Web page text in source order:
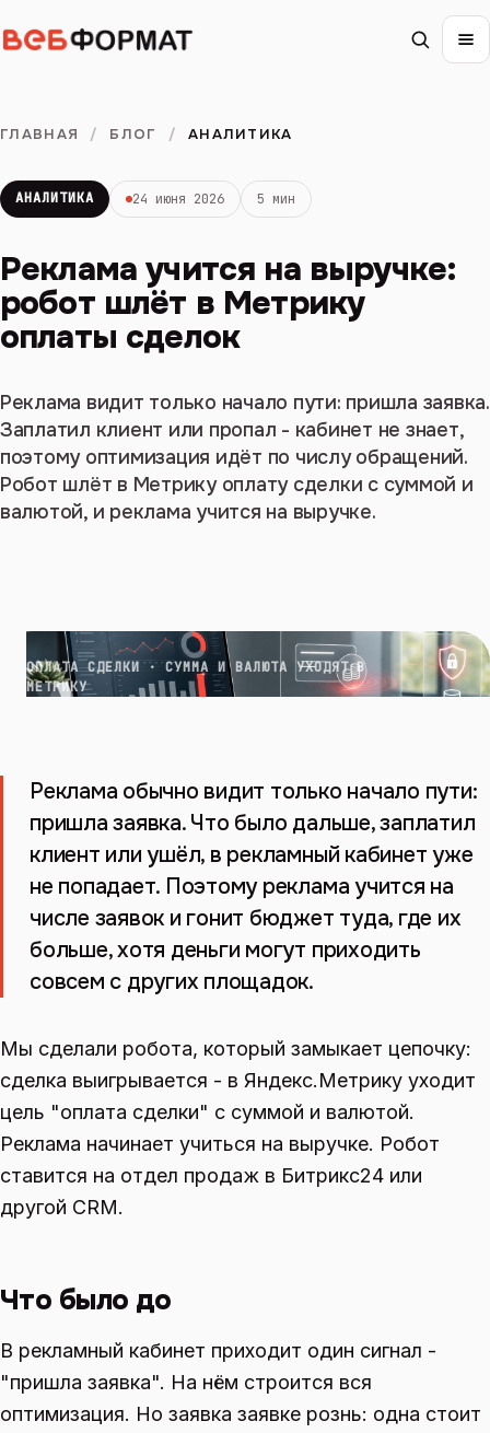
ГЛАВНАЯ / БЛОГ / АНАЛИТИКА
АНАЛИТИКА 24 июня 2026 5 мин
Реклама учится на выручке:
робот шлёт в Метрику
оплаты сделок
Реклама видит только начало пути: пришла заявка.
Заплатил клиент или пропал - кабинет не знает,
поэтому оптимизация идёт по числу обращений.
Робот шлёт в Метрику оплату сделки с суммой и
валютой, и реклама учится на выручке.
ОПЛАТА СДЕЛКИ · СУММА И ВАЛЮТА УХОДЯТ В
МЕТРИКУ
Реклама обычно видит только начало пути:
пришла заявка. Что было дальше, заплатил
клиент или ушёл, в рекламный кабинет уже
не попадает. Поэтому реклама учится на
числе заявок и гонит бюджет туда, где их
больше, хотя деньги могут приходить
совсем с других площадок.
Мы сделали робота, который замыкает цепочку:
сделка выигрывается - в Яндекс.Метрику уходит
цель "оплата сделки" с суммой и валютой.
Реклама начинает учиться на выручке. Робот
ставится на отдел продаж в Битрикс24 или
другой CRM.
Что было до
В рекламный кабинет приходит один сигнал -
"пришла заявка". На нём строится вся
оптимизация. Но заявка заявке рознь: одна стоит